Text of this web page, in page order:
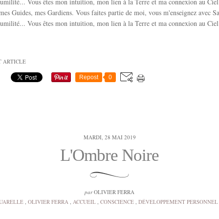
Guides, mes Gardiens. Vous faites partie de moi, vous m'enseignez avec
Vous êtes mon intuition, mon lien à la Terre et ma connexion au
ARTICLE
Repost 0
MARDI, 28 MAI 2019
L'Ombre Noire
parOLIVIER FERRA
, OLIVIER FERRA , ACCUEIL , CONSCIENCE , DÉVELOPPEMENT PERSONNEL